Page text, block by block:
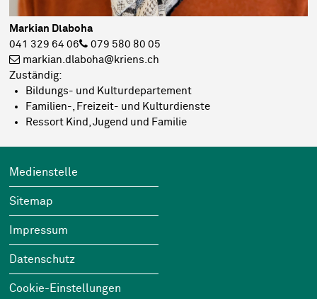
Markian Dlaboha
041 329 64 06
079 580 80 05
markian.dlaboha@kriens.ch
Zuständig:
Bildungs- und Kulturdepartement
Familien-, Freizeit- und Kulturdienste
Ressort Kind, Jugend und Familie
Footer
Wichtige Links
Medienstelle
Sitemap
Impressum
Datenschutz
Cookie-Einstellungen